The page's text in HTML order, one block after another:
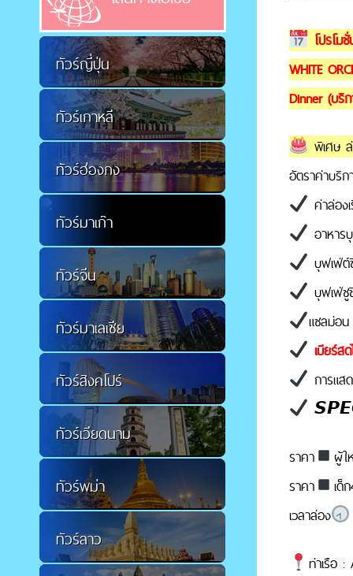
ทัวร์ญี่ปุ่น
ทัวร์เกาหลี
ทัวร์ฮ่องกง
ทัวร์มาเก๊า
ทัวร์จีน
ทัวร์มาเลเซีย
ทัวร์สิงคโปร์
ทัวร์เวียดนาม
ทัวร์พม่า
ทัวร์ลาว
โปรโม
WHITE
Dinner (บริ
พิเศษ
อัตราค่าบริก
ค่าล่อง
อาหาร
บุฟเฟ่ต์
บุฟเฟ่
แซลม่อ
เบียร์ส
การแส
ราคา
ผู้ใ
ราคา
เด็
เวลาล่อง
ท่าเรือ :